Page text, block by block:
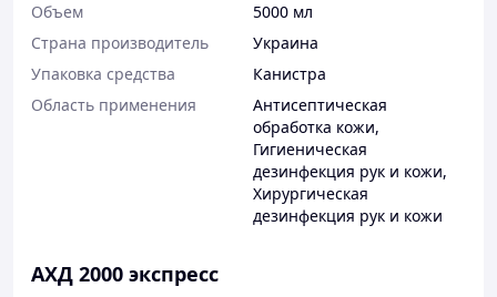
Объем
5000 мл
Страна производитель
Украина
Упаковка средства
Канистра
Область применения
Антисептическая
обработка кожи,
Гигиеническая
дезинфекция рук и кожи,
Хирургическая
дезинфекция рук и кожи
АХД 2000 экспресс